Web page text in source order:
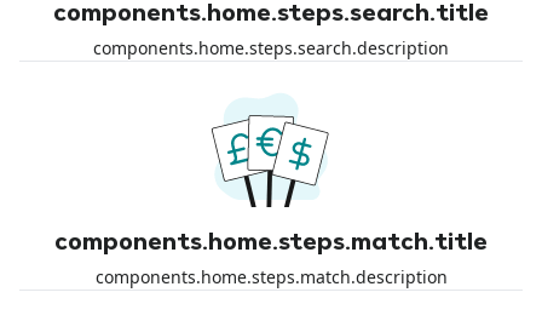
components.home.steps.search.title
components.home.steps.search.description
components.home.steps.match.title
components.home.steps.match.description